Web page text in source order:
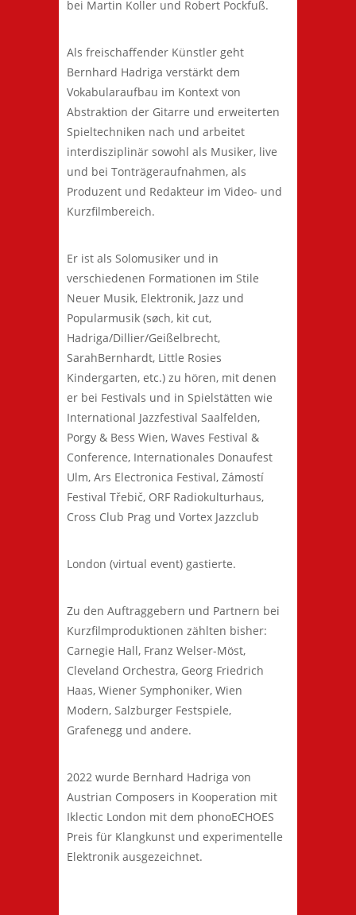
bei Martin Koller und Robert Pockfuß.
Als freischaffender Künstler geht
Bernhard Hadriga verstärkt dem
Vokabularaufbau im Kontext von
Abstraktion der Gitarre und erweiterten
Spieltechniken nach und arbeitet
interdisziplinär sowohl als Musiker, live
und bei Tonträgeraufnahmen, als
Produzent und Redakteur im Video- und
Kurzfilmbereich.
Er ist als Solomusiker und in
verschiedenen Formationen im Stile
Neuer Musik, Elektronik, Jazz und
Popularmusik (søch, kit cut,
Hadriga/Dillier/Geißelbrecht,
SarahBernhardt, Little Rosies
Kindergarten, etc.) zu hören, mit denen
er bei Festivals und in Spielstätten wie
International Jazzfestival Saalfelden,
Porgy & Bess Wien, Waves Festival &
Conference, Internationales Donaufest
Ulm, Ars Electronica Festival, Zámostí
Festival Třebič, ORF Radiokulturhaus,
Cross Club Prag und Vortex Jazzclub
London (virtual event) gastierte.
Zu den Auftraggebern und Partnern bei
Kurzfilmproduktionen zählten bisher:
Carnegie Hall, Franz Welser-Möst,
Cleveland Orchestra, Georg Friedrich
Haas, Wiener Symphoniker, Wien
Modern, Salzburger Festspiele,
Grafenegg und andere.
2022 wurde Bernhard Hadriga von
Austrian Composers in Kooperation mit
Iklectic London mit dem phonoECHOES
Preis für Klangkunst und experimentelle
Elektronik ausgezeichnet.